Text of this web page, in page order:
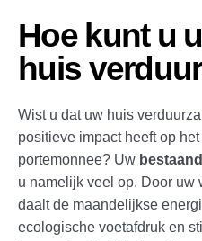
Hoe kunt u
huis
Wist u dat uw huis
positieve impact heeft op
portemonnee? Uw
u namelijk veel op. Door uw
daalt de maandelijkse
ecologische voetafdruk en